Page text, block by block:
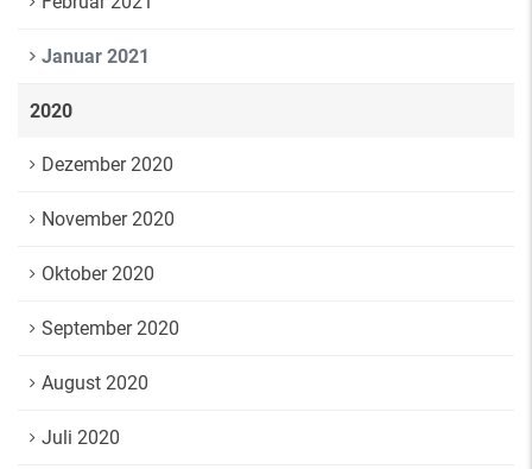
Januar 2021
2020
Dezember 2020
November 2020
Oktober 2020
September 2020
August 2020
Juli 2020